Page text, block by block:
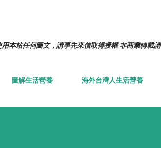
本站任何圖文，請事先來信取得授權 非商業轉載請
圖解生活營養 海外台灣人生活營養